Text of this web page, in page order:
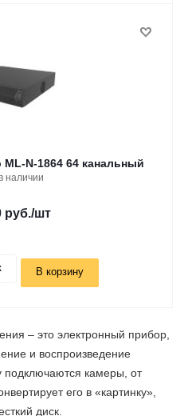
ML-N-1864 64 канальный
наличии
руб./шт
В корзину
– это электронный прибор,
и воспроизведение
подключаются камеры, от
его в «картинку»,
диск.